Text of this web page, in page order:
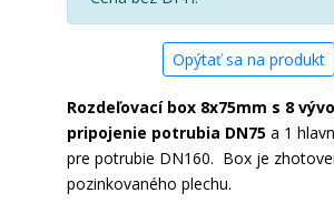
Opýtať sa na produkt
Rozdeľovací box 8x75mm s 8
pripojenie potrubia DN75a 1
pre potrubie DN160. Box je
pozinkovaného plechu.